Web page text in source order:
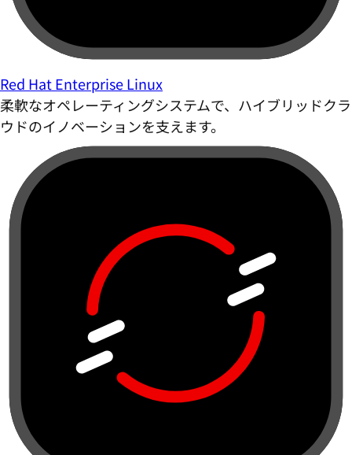
Red Hat Enterprise Linux
柔軟なオペレーティングシステムで、ハイブリッドクラ
ウドのイノベーションを支えます。